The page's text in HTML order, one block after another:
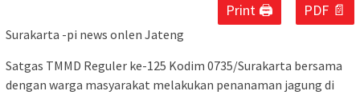
Print 🖨 PDF 📄
Surakarta -pi news onlen Jateng
Satgas TMMD Reguler ke-125 Kodim 0735/Surakarta bersama
dengan warga masyarakat melakukan penanaman jagung di